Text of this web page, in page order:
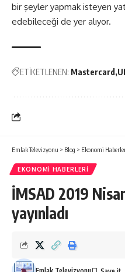
bir şeyler yapmak isteyen
edebileceği de yer alıyor.
ETİKETLENEN: Mastercard
Emlak Televizyonu > Blog > Ekonomi
EKONOMI HABERLERI
İMSAD 2019
yayınladı